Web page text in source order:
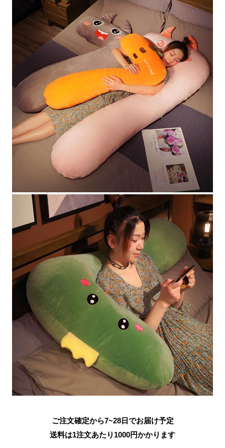
ご注文確定から7~28日でお届け予定
送料は1注文あたり 1000円かかります